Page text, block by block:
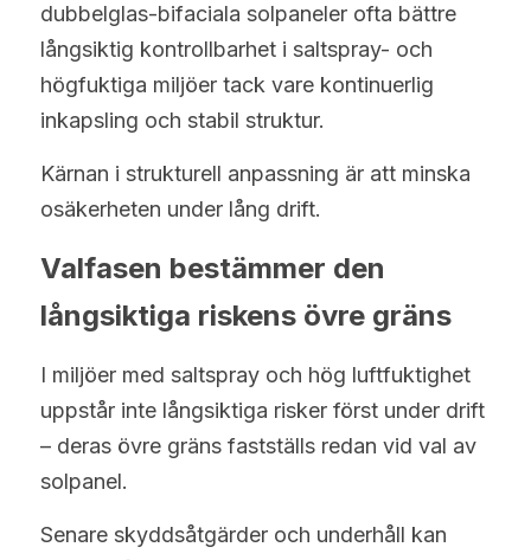
dubbelglas-bifaciala solpaneler ofta bättre
långsiktig kontrollbarhet i saltspray- och
högfuktiga miljöer tack vare kontinuerlig
inkapsling och stabil struktur.
Kärnan i strukturell anpassning är att minska
osäkerheten under lång drift.
Valfasen bestämmer den
långsiktiga riskens övre gräns
I miljöer med saltspray och hög luftfuktighet
uppstår inte långsiktiga risker först under drift
– deras övre gräns fastställs redan vid val av
solpanel.
Senare skyddsåtgärder och underhåll kan